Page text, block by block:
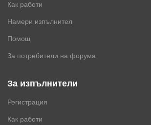
Как работи
Намери изпълнител
Помощ
За потребители на форума
За изпълнители
Регистрация
Как работи